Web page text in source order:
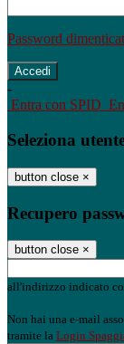
Password
-
Entra con SPID
Seleziona
button close ×
Recupero
button close ×
all'indirizzo indicato
Non hai una e-mail
tramite la Login